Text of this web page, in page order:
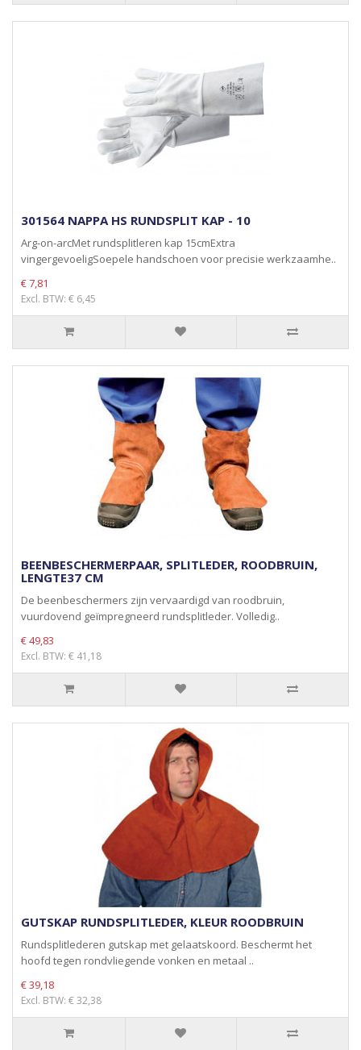
301564 NAPPA HS RUNDSPLIT KAP - 10
Arg-on-arcMet rundsplitleren kap 15cmExtra
vingergevoeligSoepele handschoen voor precisie werkzaamhe..
€ 7,81
Excl. BTW: € 6,45
BEENBESCHERMERPAAR, SPLITLEDER, ROODBRUIN,
LENGTE37 CM
De beenbeschermers zijn vervaardigd van roodbruin,
vuurdovend geïmpregneerd rundsplitleder. Volledig..
€ 49,83
Excl. BTW: € 41,18
GUTSKAP RUNDSPLITLEDER, KLEUR ROODBRUIN
Rundsplitlederen gutskap met gelaatskoord. Beschermt het
hoofd tegen rondvliegende vonken en metaal ..
€ 39,18
Excl. BTW: € 32,38